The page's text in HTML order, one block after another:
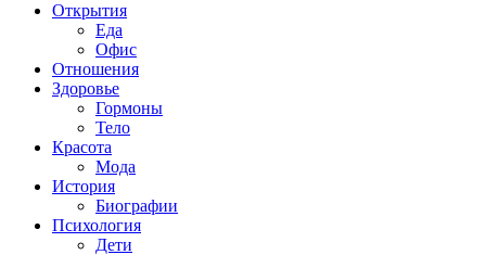
Открытия
Еда
Офис
Отношения
Здоровье
Гормоны
Тело
Красота
Мода
История
Биографии
Психология
Дети